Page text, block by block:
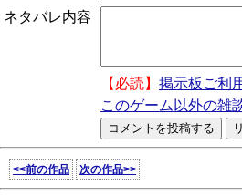
ネタバレ内容
【必読】 掲示板ご利
このゲーム以外の雑
<<前の作品 次の作品>>